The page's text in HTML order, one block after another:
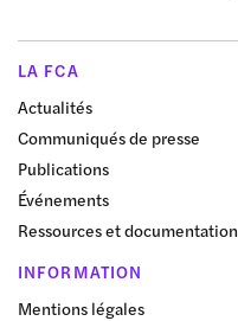
LA FCA
Actualités
Communiqués de presse
Publications
Événements
Ressources et documentation
INFORMATION
Mentions légales